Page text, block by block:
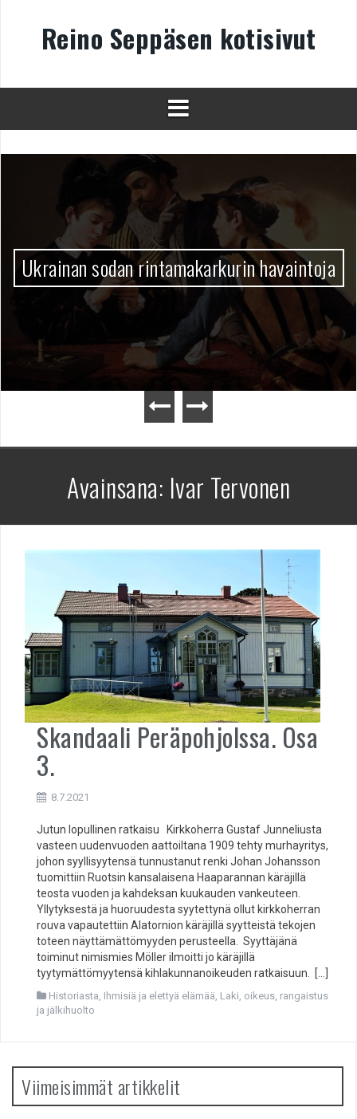
Reino Seppäsen kotisivut
Ukrainan sodan rintamakarkurin havaintoja
Avainsana: Ivar Tervonen
Skandaali Peräpohjolssa. Osa
3.
8.7.2021
Jutun lopullinen ratkaisu Kirkkoherra Gustaf Junneliusta
vasteen uudenvuoden aattoiltana 1909 tehty murhayritys,
johon syyllisyytensä tunnustanut renki Johan Johansson
tuomittiin Ruotsin kansalaisena Haaparannan käräjillä
teosta vuoden ja kahdeksan kuukauden vankeuteen.
Yllytyksestä ja huoruudesta syytettynä ollut kirkkoherran
rouva vapautettiin Alatornion käräjillä syytteistä tekojen
toteen näyttämättömyyden perusteella. Syyttäjänä
toiminut nimismies Möller ilmoitti jo käräjillä
tyytymättömyytensä kihlakunnanoikeuden ratkaisuun. […]
Historiasta Ihmisiä ja elettyä elämää Laki, oikeus, rangaistus
ja jälkihuolto
Viimeisimmät artikkelit